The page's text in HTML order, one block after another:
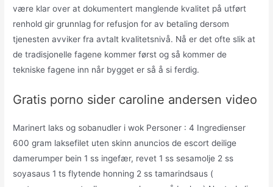
være klar over at dokumentert manglende kvalitet på utført
renhold gir grunnlag for refusjon for av betaling dersom
tjenesten avviker fra avtalt kvalitetsnivå. Nå er det ofte slik at
de tradisjonelle fagene kommer først og så kommer de
tekniske fagene inn når bygget er så å si ferdig.
Gratis porno sider caroline andersen video
Marinert laks og sobanudler i wok Personer : 4 Ingredienser
600 gram laksefilet uten skinn anuncios de escort deilige
damerumper bein 1 ss ingefær, revet 1 ss sesamolje 2 ss
soyasaus 1 ts flytende honning 2 ss tamarindsaus (